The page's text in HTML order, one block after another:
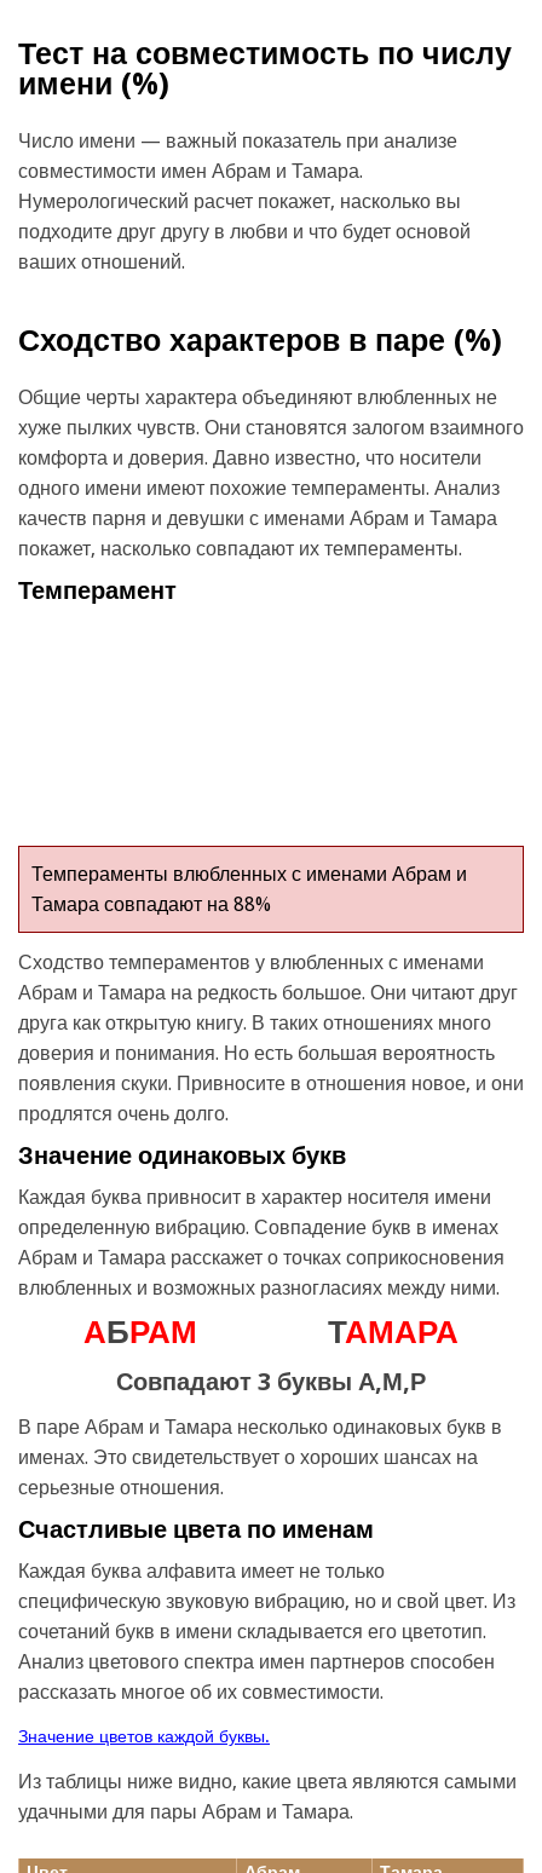
Тест на совместимость по числу
имени (%)
Число имени — важный показатель при анализе
совместимости имен Абрам и Тамара.
Нумерологический расчет покажет, насколько вы
подходите друг другу в любви и что будет основой
ваших отношений.
Сходство характеров в паре (%)
Общие черты характера объединяют влюбленных не
хуже пылких чувств. Они становятся залогом взаимного
комфорта и доверия. Давно известно, что носители
одного имени имеют похожие темпераменты. Анализ
качеств парня и девушки с именами Абрам и Тамара
покажет, насколько совпадают их темпераменты.
Темперамент
Темпераменты влюбленных с именами Абрам и
Тамара совпадают на 88%
Сходство темпераментов у влюбленных с именами
Абрам и Тамара на редкость большое. Они читают друг
друга как открытую книгу. В таких отношениях много
доверия и понимания. Но есть большая вероятность
появления скуки. Привносите в отношения новое, и они
продлятся очень долго.
Значение одинаковых букв
Каждая буква привносит в характер носителя имени
определенную вибрацию. Совпадение букв в именах
Абрам и Тамара расскажет о точках соприкосновения
влюбленных и возможных разногласиях между ними.
АБРАМ ТАМАРА
Совпадают 3 буквы А,М,Р
В паре Абрам и Тамара несколько одинаковых букв в
именах. Это свидетельствует о хороших шансах на
серьезные отношения.
Счастливые цвета по именам
Каждая буква алфавита имеет не только
специфическую звуковую вибрацию, но и свой цвет. Из
сочетаний букв в имени складывается его цветотип.
Анализ цветового спектра имен партнеров способен
рассказать многое об их совместимости.
Значение цветов каждой буквы.
Из таблицы ниже видно, какие цвета являются самыми
удачными для пары Абрам и Тамара.